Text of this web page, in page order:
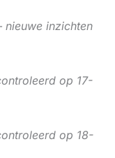
nieuwe inzichten
op 17-
op 18-